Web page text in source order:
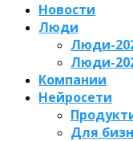
Новости
Люди
Люди-
Люди-
Компании
Нейросети
Для